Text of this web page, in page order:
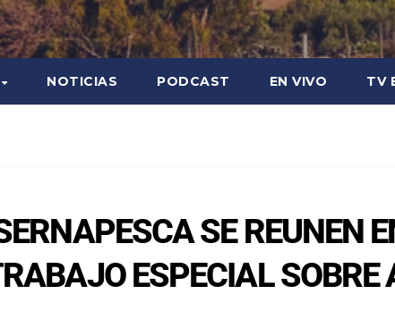
NOTICIAS PODCAST EN VIVO TV
SE REUNEN
ESPECIAL SOBRE